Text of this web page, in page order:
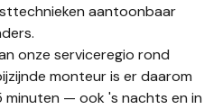
aantoonbaar
onze serviceregio rond
monteur is er daarom
— ook 's nachts en in